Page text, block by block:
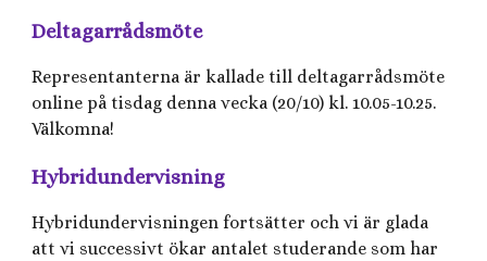
Deltagarrådsmöte
Representanterna är kallade till deltagarrådsmöte
online på tisdag denna vecka (20/10) kl. 10.05-10.25.
Välkomna!
Hybridundervisning
Hybridundervisningen fortsätter och vi är glada
att vi successivt ökar antalet studerande som har